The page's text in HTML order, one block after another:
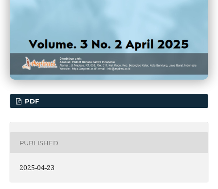
PDF
PUBLISHED
2025-04-23